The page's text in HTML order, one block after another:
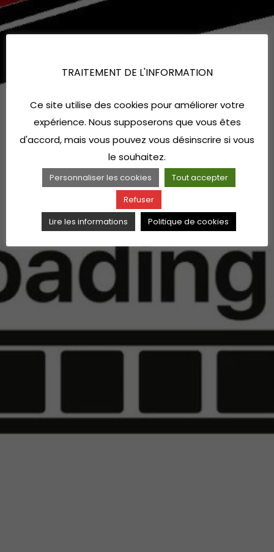
TRAITEMENT DE L'INFORMATION
Ce site utilise des cookies pour améliorer votre
expérience. Nous supposerons que vous êtes
d'accord, mais vous pouvez vous désinscrire si vous
le souhaitez.
Personnaliser les cookies
Tout accepter
Refuser
Lire les informations
Politique de cookies